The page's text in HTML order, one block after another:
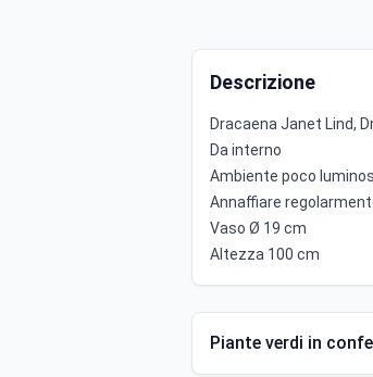
Descrizione
Dracaena Janet Lind,
Da interno
Ambiente poco
Annaffiare
Vaso Ø 19 cm
Altezza 100 cm
Piante verdi in